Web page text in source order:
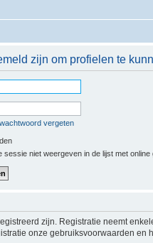
zijn om profielen te
vergeten
sessie niet weergeven in de lijst met online
zijn. Registratie neemt
onze gebruiksvoorwaarden